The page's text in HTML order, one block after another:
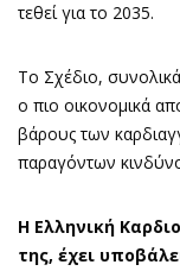
τεθεί για το 2035.
Το Σχέδιο,
ο πιο οικονομικά
βάρους των
παραγόντων
Η Ελληνική
της, έχει